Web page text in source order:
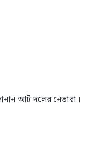
আট দলের নেতারা।